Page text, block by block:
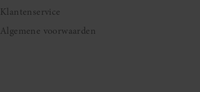
Klantenservice
Algemene voorwaarden